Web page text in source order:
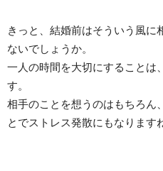
きっと、結婚前はそういう風に
ないでしょうか。
一人の時間を大切にすることは
す。
相手のことを想うのはもちろん
とでストレス発散にもなります